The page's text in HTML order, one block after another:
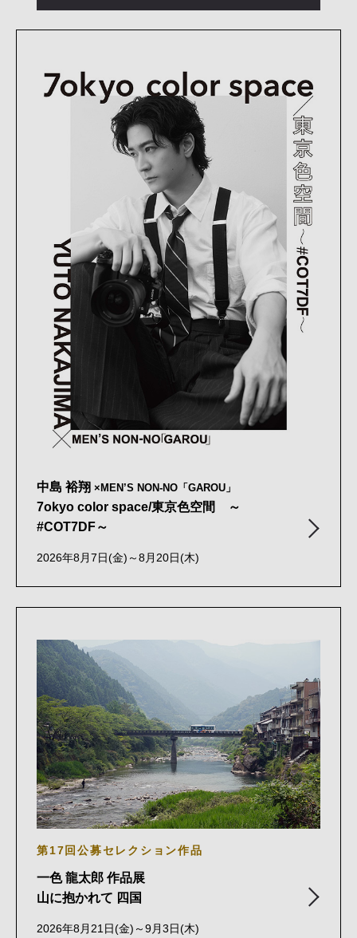
中島 裕翔 ×MEN’S NON-NO「GAROU」
7okyo color space/東京色空間 ～
#COT7DF～
2026年8月7日(金)～8月20日(木)
第17回公募セレクション作品
一色 龍太郎 作品展
山に抱かれて 四国
2026年8月21日(金)～9月3日(木)